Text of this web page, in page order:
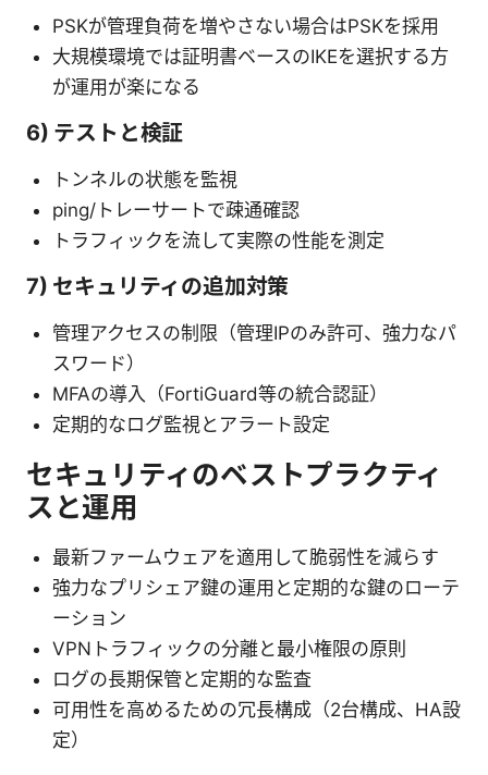
PSKが管理負荷を増やさない場合はPSKを採用
大規模環境では証明書ベースのIKEを選択する方
が運用が楽になる
6) テストと検証
トンネルの状態を監視
ping/トレーサートで疎通確認
トラフィックを流して実際の性能を測定
7) セキュリティの追加対策
管理アクセスの制限（管理IPのみ許可、強力なパ
スワード）
MFAの導入（FortiGuard等の統合認証）
定期的なログ監視とアラート設定
セキュリティのベストプラクティ
スと運用
最新ファームウェアを適用して脆弱性を減らす
強力なプリシェア鍵の運用と定期的な鍵のローテ
ーション
VPNトラフィックの分離と最小権限の原則
ログの長期保管と定期的な監査
可用性を高めるための冗長構成（2台構成、HA設
定）